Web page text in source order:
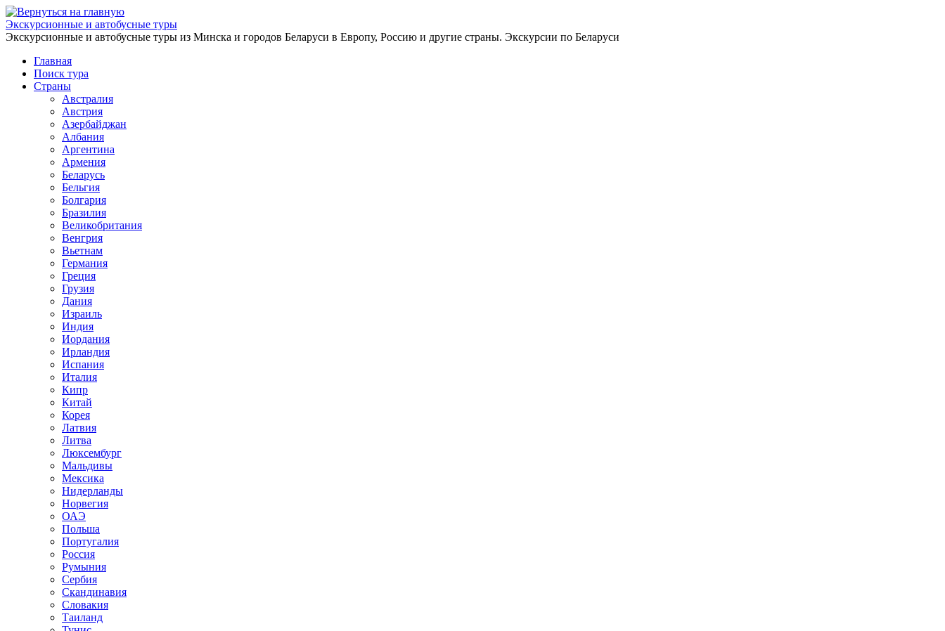
Перейти
к
содержимому
Экскурсионные и автобусные туры
Экскурсионные и автобусные туры из Минска и городов Беларуси в Европу, Россию и другие страны. Экскурсии по Беларуси
Главная
Поиск тура
Страны
Австралия
Австрия
Азербайджан
Албания
Аргентина
Армения
Беларусь
Бельгия
Болгария
Бразилия
Великобритания
Венгрия
Вьетнам
Германия
Греция
Грузия
Дания
Израиль
Индия
Иордания
Ирландия
Испания
Италия
Кипр
Китай
Корея
Латвия
Литва
Люксембург
Мальдивы
Мексика
Нидерланды
Норвегия
ОАЭ
Польша
Португалия
Россия
Румыния
Сербия
Скандинавия
Словакия
Таиланд